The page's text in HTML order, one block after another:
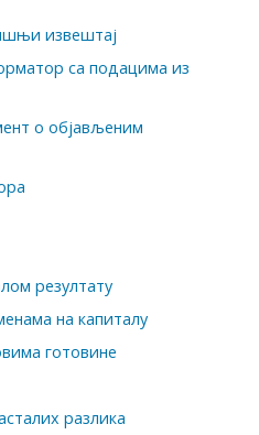
извештај
са подацима из
о објављеним
резултату
на капиталу
готовине
разлика